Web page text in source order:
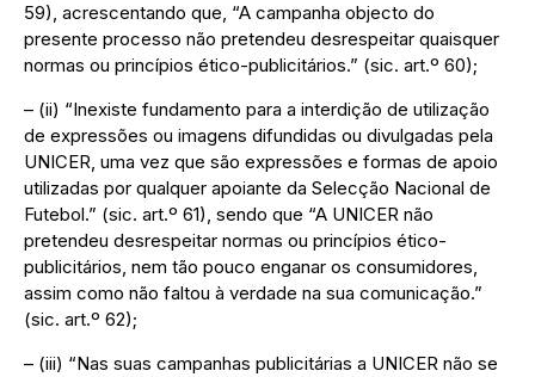
59), acrescentando que, “A campanha objecto do
presente processo não pretendeu desrespeitar quaisquer
normas ou princípios ético-publicitários.” (sic. art.º 60);
– (ii) “Inexiste fundamento para a interdição de utilização
de expressões ou imagens difundidas ou divulgadas pela
UNICER, uma vez que são expressões e formas de apoio
utilizadas por qualquer apoiante da Selecção Nacional de
Futebol.” (sic. art.º 61), sendo que “A UNICER não
pretendeu desrespeitar normas ou princípios ético-
publicitários, nem tão pouco enganar os consumidores,
assim como não faltou à verdade na sua comunicação.”
(sic. art.º 62);
– (iii) “Nas suas campanhas publicitárias a UNICER não se